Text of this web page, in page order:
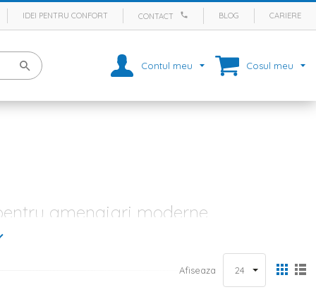
IDEI PENTRU CONFORT CONTACT BLOG CARIERE
Contul meu Cosul meu
amenajari moderne
vorba despre sufragerie, living, dormitor, camera de zi, birou,
de caldura in orice incapere sau pot aduce un aer de
amenajarea unei incaperi, inclusiv covoare moi, colorate, cu
romantice sau etnice.
Afiseaza